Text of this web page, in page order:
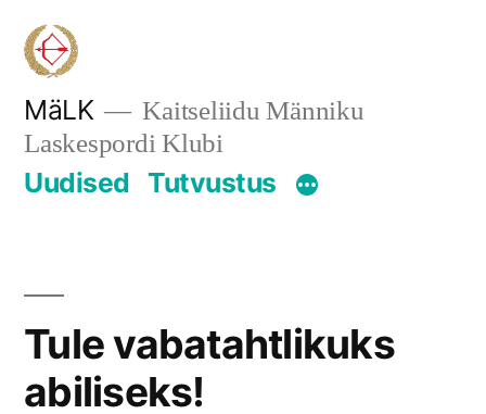
Skip
content
MäLK
Kaitseliidu Männiku
Laskespordi Klubi
Uudised Tutvustus
Tule vabatahtlikuks
abiliseks!